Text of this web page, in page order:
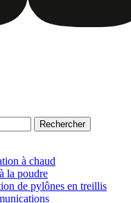
à chaud
la poudre
de pylônes en treillis